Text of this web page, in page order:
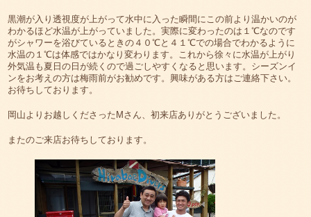
黒潮が入り透視度が上がって水中に入った瞬間にこの前より温かいのが
わかるほど水温が上がっていました。実際に変わったのは１℃なのです
がシャワーを浴びているときの４０℃と４１℃での場合でわかるように
水温の１℃は体感ではかなり変わります。これから徐々に水温が上がり
外気温も夏日の日が続くので過ごしやすくなると思います。シーズンイ
ンをお考えの方は梅雨前がお勧めです。興味がある方はご連絡下さい。
お待ちしております。
岡山よりお越しくださったMさん、初来店ありがとうございました。
またのご来店お待ちしております。